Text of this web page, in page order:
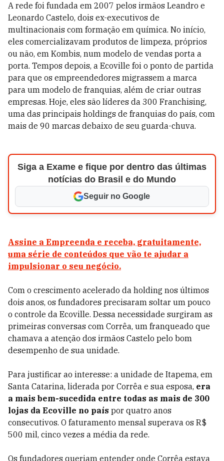
A rede foi fundada em 2007 pelos irmãos Leandro e
Leonardo Castelo, dois ex-executivos de
multinacionais com formação em química. No início,
eles comercializavam produtos de limpeza, próprios
ou não, em Kombis, num modelo de vendas porta a
porta. Tempos depois, a Ecoville foi o ponto de partida
para que os empreendedores migrassem a marca
para um modelo de franquias, além de criar outras
empresas. Hoje, eles são líderes da 300 Franchising,
uma das principais holdings de franquias do país, com
mais de 90 marcas debaixo de seu guarda-chuva.
Siga a Exame e fique por dentro das últimas
notícias do Brasil e do Mundo
Seguir no Google
Assine a Empreenda e receba, gratuitamente,
uma série de conteúdos que vão te ajudar a
impulsionar o seu negócio.
Com o crescimento acelerado da holding nos últimos
dois anos, os fundadores precisaram soltar um pouco
o controle da Ecoville. Dessa necessidade surgiram as
primeiras conversas com Corrêa, um franqueado que
chamava a atenção dos irmãos Castelo pelo bom
desempenho de sua unidade.
Para justificar ao interesse: a unidade de Itapema, em
Santa Catarina, liderada por Corrêa e sua esposa, era
a mais bem-sucedida entre todas as mais de 300
lojas da Ecoville no país por quatro anos
consecutivos. O faturamento mensal superava os R$
500 mil, cinco vezes a média da rede.
Os fundadores queriam entender onde Corrêa estava